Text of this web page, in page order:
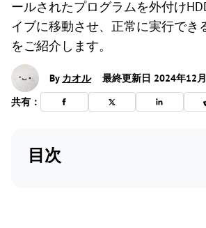
ールされたプログラムを外付け
イブに移動させ、正常に実行でき
をご紹介します。
By カオル
最終更新日 2024年12
共有：
目次